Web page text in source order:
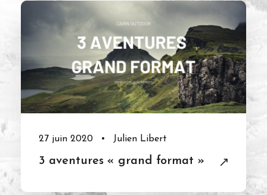
27 juin 2020 • Julien Libert
3 aventures « grand format »